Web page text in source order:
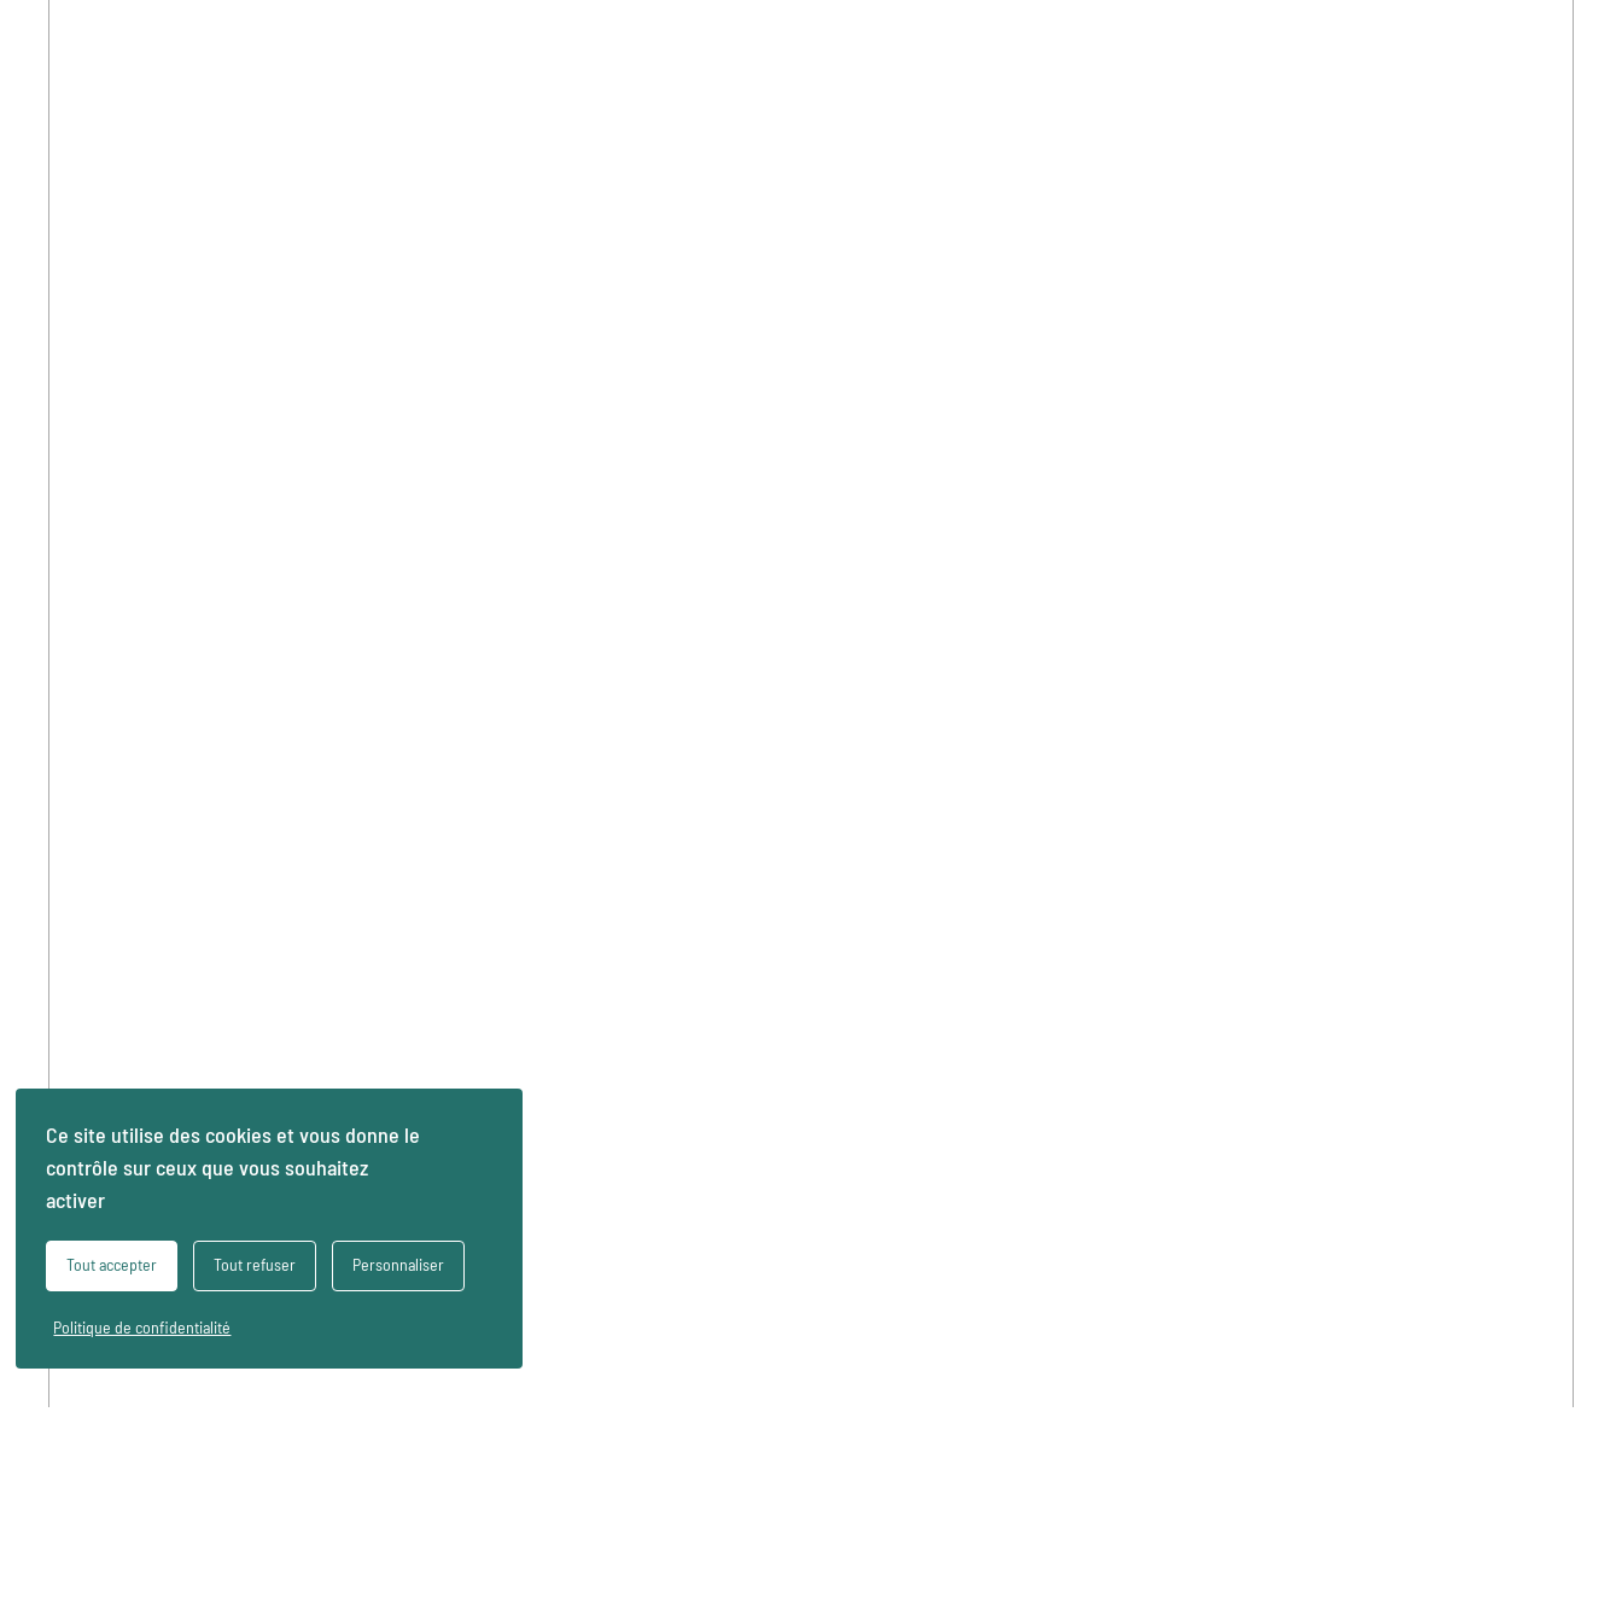
Ce site utilise des cookies et vous donne le
contrôle sur ceux que vous souhaitez
activer
Tout accepter Tout refuser Personnaliser
Politique de confidentialité